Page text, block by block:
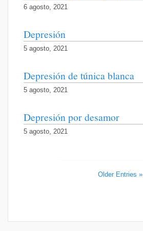
6 agosto, 2021
Depresión
5 agosto, 2021
Depresión de túnica blanca
5 agosto, 2021
Depresión por desamor
5 agosto, 2021
Older Entries »